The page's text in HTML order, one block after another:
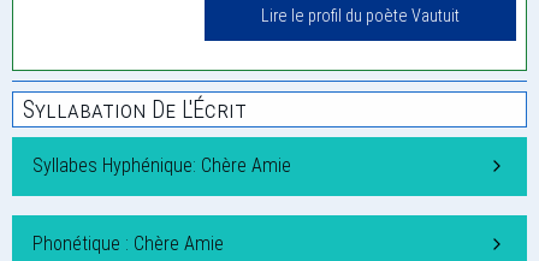
Lire le profil du poète Vautuit
Syllabation De L'Écrit
Syllabes Hyphénique: Chère Amie
Phonétique : Chère Amie